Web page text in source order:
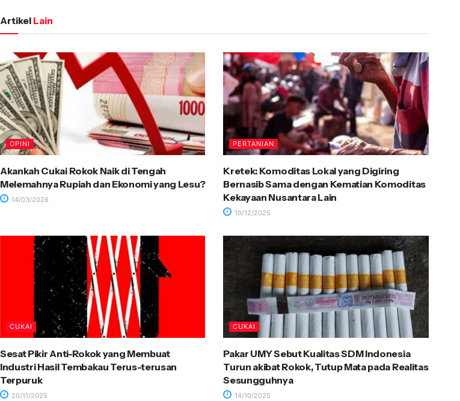
Artikel Lain
OPINI
Akankah Cukai Rokok Naik di Tengah
Melemahnya Rupiah dan Ekonomi yang Lesu?
14/03/2026
PERTANIAN
Kretek: Komoditas Lokal yang Digiring
Bernasib Sama dengan Kematian Komoditas
Kekayaan Nusantara Lain
10/12/2025
CUKAI
Sesat Pikir Anti-Rokok yang Membuat
Industri Hasil Tembakau Terus-terusan
Terpuruk
20/11/2025
CUKAI
Pakar UMY Sebut Kualitas SDM Indonesia
Turun akibat Rokok, Tutup Mata pada Realitas
Sesungguhnya
14/10/2025